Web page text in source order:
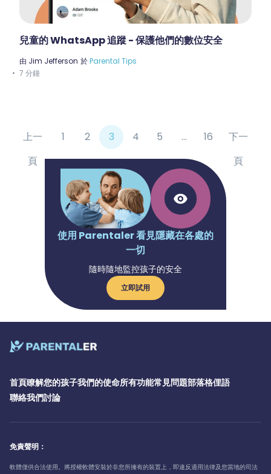
兒童的 WhatsApp 追蹤 - 保護他們的數位安全
由 Jim Jefferson 於Parental Tips
7 分鐘
上一
頁
1 2 3 4 5 ... 16
下一
頁
使用 Parentaler 看見隱藏在各處的
一切
隨時隨地監控孩子的安全
立即試用
首頁瞭解您的孩子我們的使命所有功能常見問題部落格俚語
聯絡我們討論
免責聲明：
軟體僅供合法使用。將授權軟體安裝於非您所擁有的裝置上，即違反適用法律及您當地的司法